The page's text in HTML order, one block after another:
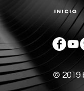
Inicio
© 2019